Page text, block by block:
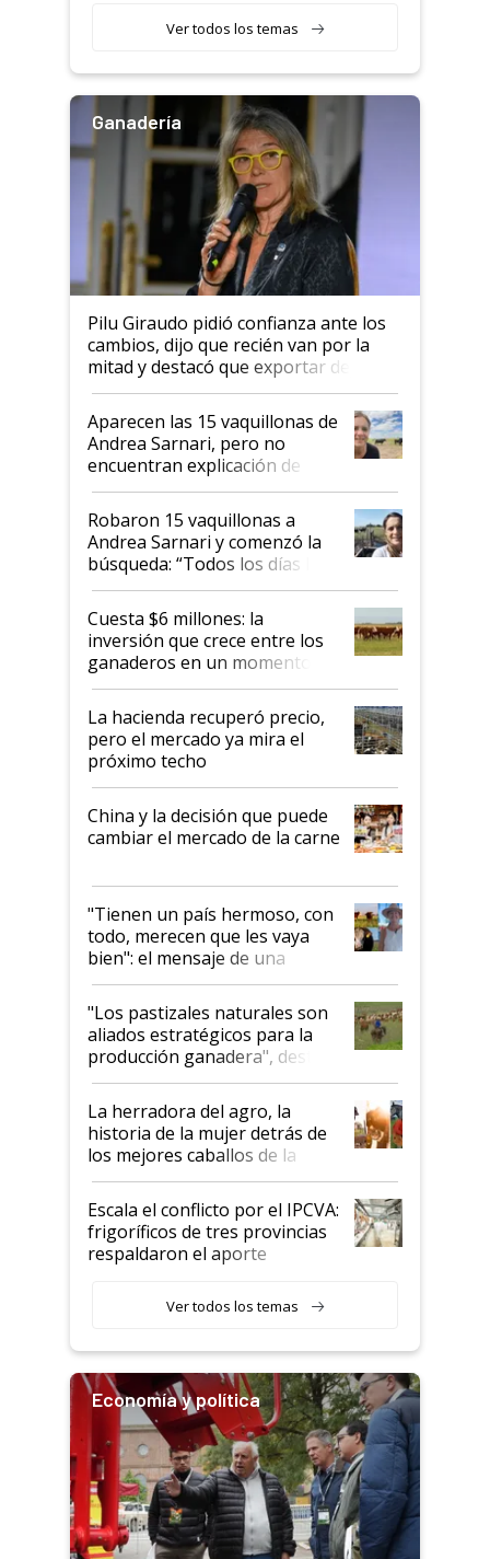
variedades que marcan un
salto tecnológico en genética y
Ver todos los temas
Ganadería
Pilu Giraudo pidió confianza ante los
cambios, dijo que recién van por la
mitad y destacó que exportar dejó de
ser "para unos pocos": "Tenemos un
mandato muy claro del gobierno
nacional"
Aparecen las 15 vaquillonas de
Andrea Sarnari, pero no
encuentran explicación de
cómo llegaron allí
Robaron 15 vaquillonas a
Andrea Sarnari y comenzó la
búsqueda: “Todos los días le
toca a algún productor”
Cuesta $6 millones: la
inversión que crece entre los
ganaderos en un momento
histórico para la actividad
La hacienda recuperó precio,
pero el mercado ya mira el
próximo techo
China y la decisión que puede
cambiar el mercado de la carne
"Tienen un país hermoso, con
todo, merecen que les vaya
bien": el mensaje de una
ganadera uruguaya sobre las
oportunidades que se abren
para el agro en Argentina, con
foco en la carne
"Los pastizales naturales son
aliados estratégicos para la
producción ganadera", destaca
la iniciativa que ya reúne a 46
establecimientos en Argentina
La herradora del agro, la
historia de la mujer detrás de
los mejores caballos de la
Argentina y los mitos que
todavía hacen sufrir a estos
animales: "Mientras me
descalificaban, yo seguí
haciendo currículum"
Escala el conflicto por el IPCVA:
frigoríficos de tres provincias
respaldaron el aporte
Ver todos los temas
Economía y política